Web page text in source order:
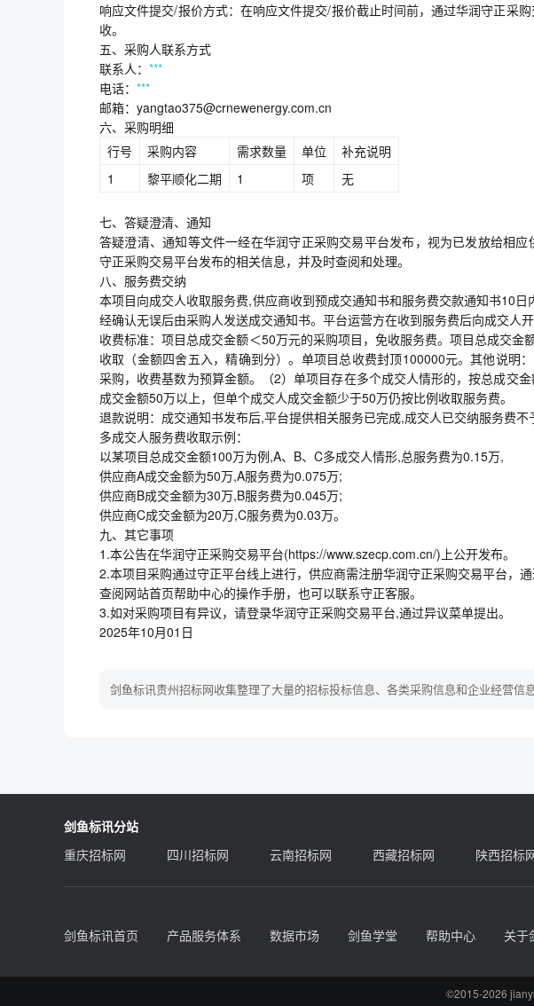
响应文件提交/报价方式：在响应文件提交/报价截止时间前，通过华润守正采
收。
五、采购人联系方式
联系人： ***
电话： ***
邮箱：yangtao375@crnewenergy.com.cn
六、采购明细
行号
采购内容 需求数量 单位
补充说明
1
黎平顺化二期 1 项 无
七、答疑澄清、通知
答疑澄清、通知等文件一经在华润守正采购交易平台发布，视为已发放给相
守正采购交易平台发布的相关信息，并及时查阅和处理。
八、服务费交纳
本项目向成交人收取服务费,供应商收到预成交通知书和服务费交款通知书10
经确认无误后由采购人发送成交通知书。平台运营方在收到服务费后向成交人开
收费标准：项目总成交金额＜50万元的采购项目，免收服务费。项目总成交
收取（金额四舍五入，精确到分）。单项目总收费封顶100000元。其他说明
采购，收费基数为预算金额。（2）单项目存在多个成交人情形的，按总成交
成交金额50万以上，但单个成交人成交金额少于50万仍按比例收取服务费。
退款说明：成交通知书发布后,平台提供相关服务已完成,成交人已交纳服务费不
多成交人服务费收取示例：
以某项目总成交金额100万为例,A、B、C多成交人情形,总服务费为0.15万,
供应商A成交金额为50万,A服务费为0.075万;
供应商B成交金额为30万,B服务费为0.045万;
供应商C成交金额为20万,C服务费为0.03万。
九、其它事项
1.本公告在华润守正采购交易平台(https://www.szecp.com.cn/)上公开发布。
2.本项目采购通过守正平台线上进行，供应商需注册华润守正采购交易平台，
查阅网站首页帮助中心的操作手册，也可以联系守正客服。
3.如对采购项目有异议，请登录华润守正采购交易平台,通过异议菜单提出。
2025年10月01日
剑鱼标讯贵州招标网收集整理了大量的招标投标信息、各类采购信息和企业经营信
剑鱼标讯分站
重庆招标网
四川招标网 云南招标网 西藏招标网 陕西招标
剑鱼标讯首页 产品服务体系 数据市场 剑鱼学堂 帮助中心 关于
©2015-2026